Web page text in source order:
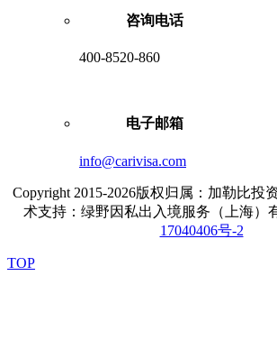
咨询电话
400-8520-860
电子邮箱
info@carivisa.com
Copyright 2015-2026版权归属：加勒比投
术支持：绿野因私出入境服务（上海）
17040406号-2
TOP